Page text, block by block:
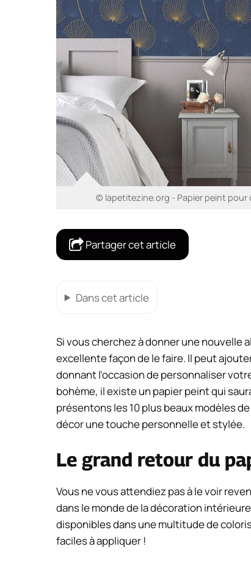
© lapetitezine.org - Papier peint pour
Partager cet article
Dans cet article
Si vous cherchez à donner une nouvelle
excellente façon de le faire. Il peut
donnant l’occasion de personnaliser
bohème, il existe un papier peint qui
présentons les 10 plus beaux modèles
décor une touche personnelle et stylée.
Le grand retour du
Vous ne vous attendiez pas à le voir
dans le monde de la décoration
disponibles dans une multitude de
faciles à appliquer !